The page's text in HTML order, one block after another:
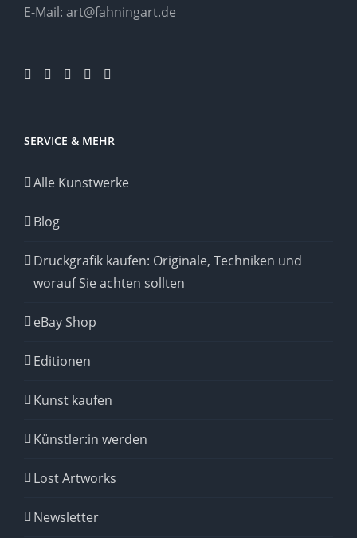
E-Mail: art@fahningart.de
SERVICE & MEHR
Alle Kunstwerke
Blog
Druckgrafik kaufen: Originale, Techniken und
worauf Sie achten sollten
eBay Shop
Editionen
Kunst kaufen
Künstler:in werden
Lost Artworks
Newsletter